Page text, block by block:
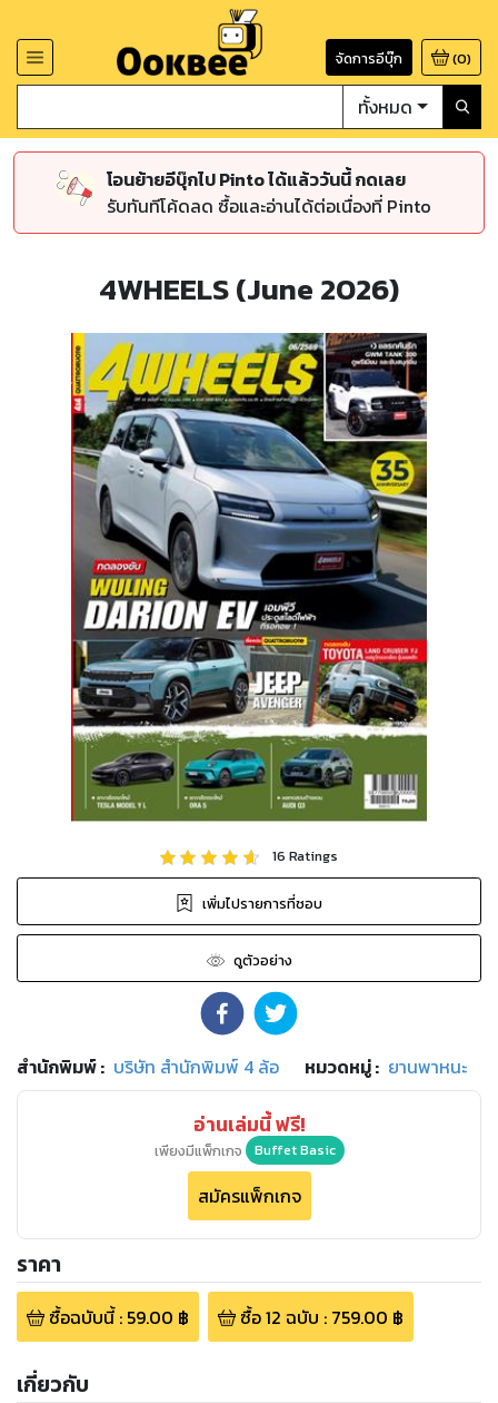
จัดการอีบุ๊ก (0)
ทั้งหมด
โอนย้ายอีบุ๊กไป Pinto ได้แล้ววันนี้ กดเลย
รับทันทีโค้ดลด ซื้อและอ่านได้ต่อเนื่องที่ Pinto
4WHEELS (June 2026)
16 Ratings
เพิ่มไปรายการที่ชอบ
ดูตัวอย่าง
สำนักพิมพ์: บริษัท สำนักพิมพ์ 4 ล้อ หมวดหมู่: ยานพาหนะ
อ่านเล่มนี้ ฟรี!
เพียงมีแพ็กเกจ Buffet Basic
สมัครแพ็กเกจ
ราคา
ซื้อฉบับนี้: 59.00 ฿ ซื้อ12 ฉบับ : 759.00 ฿
เกี่ยวกับ